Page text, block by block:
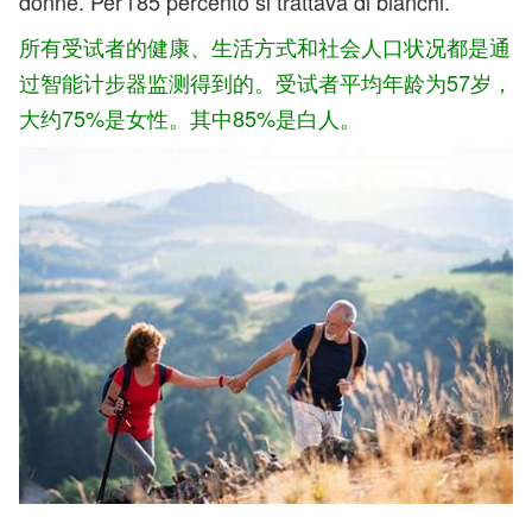
所有受试者的健康、生活方式和社会人口状况都是通
过智能计步器监测得到的。受试者平均年龄为57岁，
大约75%是女性。其中85%是白人。